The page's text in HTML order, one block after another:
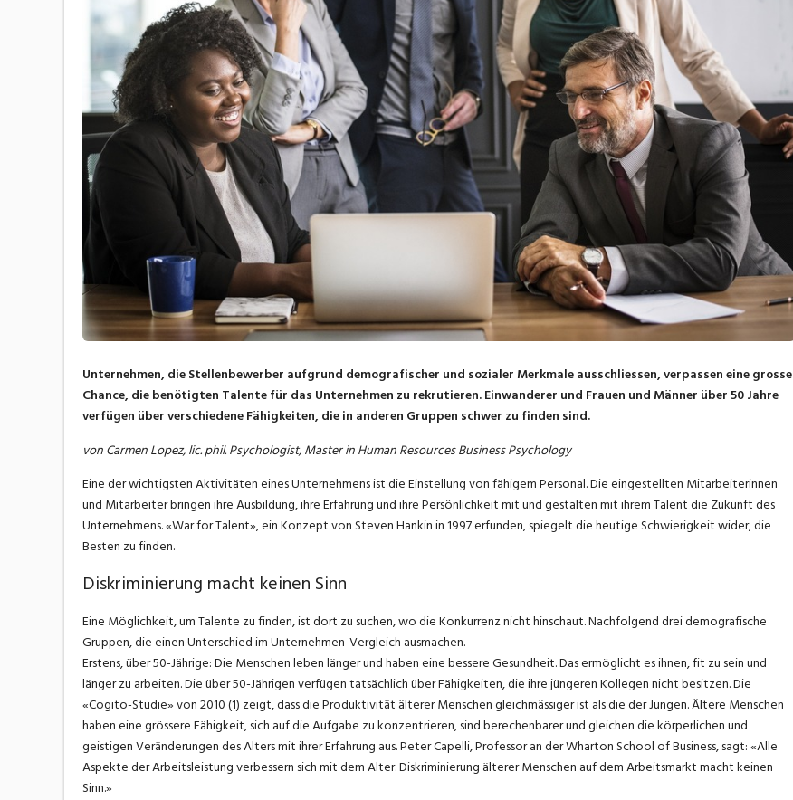
Unternehmen, die Stellenbewerber aufgrund demografischer und sozialer Merkmale ausschliessen, verpassen eine grosse
Chance, die benötigten Talente für das Unternehmen zu rekrutieren. Einwanderer und Frauen und Männer über 50 Jahre
verfügen über verschiedene Fähigkeiten, die in anderen Gruppen schwer zu finden sind.
von Carmen Lopez, lic. phil. Psychologist, Master in Human Resources Business Psychology
Eine der wichtigsten Aktivitäten eines Unternehmens ist die Einstellung von fähigem Personal. Die eingestellten Mitarbeiterinnen
und Mitarbeiter bringen ihre Ausbildung, ihre Erfahrung und ihre Persönlichkeit mit und gestalten mit ihrem Talent die Zukunft des
Unternehmens. «War for Talent», ein Konzept von Steven Hankin in 1997 erfunden, spiegelt die heutige Schwierigkeit wider, die
Besten zu finden.
Diskriminierung macht keinen Sinn
Eine Möglichkeit, um Talente zu finden, ist dort zu suchen, wo die Konkurrenz nicht hinschaut. Nachfolgend drei demografische
Gruppen, die einen Unterschied im Unternehmen-Vergleich ausmachen.
Erstens, über 50-Jährige: Die Menschen leben länger und haben eine bessere Gesundheit. Das ermöglicht es ihnen, fit zu sein und
länger zu arbeiten. Die über 50-Jährigen verfügen tatsächlich über Fähigkeiten, die ihre jüngeren Kollegen nicht besitzen. Die
«Cogito-Studie» von 2010 (1) zeigt, dass die Produktivität älterer Menschen gleichmässiger ist als die der Jungen. Ältere Menschen
haben eine grössere Fähigkeit, sich auf die Aufgabe zu konzentrieren, sind berechenbarer und gleichen die körperlichen und
geistigen Veränderungen des Alters mit ihrer Erfahrung aus. Peter Capelli, Professor an der Wharton School of Business, sagt: «Alle
Aspekte der Arbeitsleistung verbessern sich mit dem Alter. Diskriminierung älterer Menschen auf dem Arbeitsmarkt macht keinen
Sinn.»